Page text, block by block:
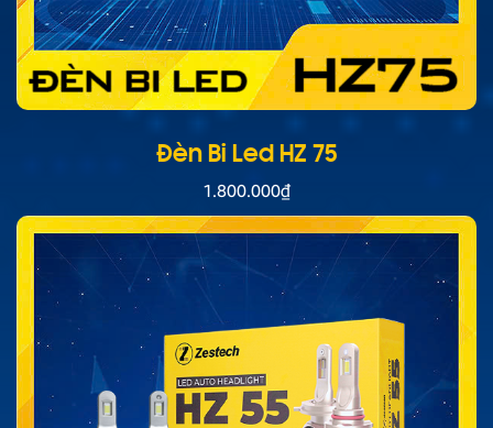
Đèn Bi Led HZ 75
1.800.000₫